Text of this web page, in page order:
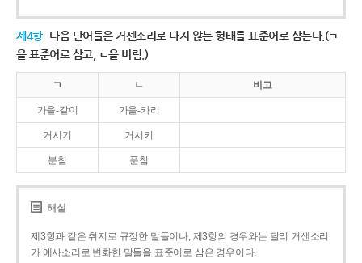
제4항 다음 단어들은 거센소리로 나지 않는 형태를 표준어로 삼는다.(ㄱ
을 표준어로 삼고, ㄴ을 버림.)
ㄱ ㄴ 비고
가을-갈이 가을-카리
거시기 거시키
분침 푼침
해설
제3항과 같은 취지로 규정한 말들이나, 제3항의 경우와는 달리 거센소리
가 예사소리로 변화한 말들을 표준어로 삼은 경우이다.